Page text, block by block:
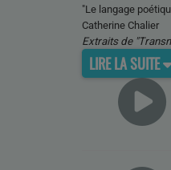
"Le langage
Catherine Chalier
Extraits de
LIRE LA SUITE